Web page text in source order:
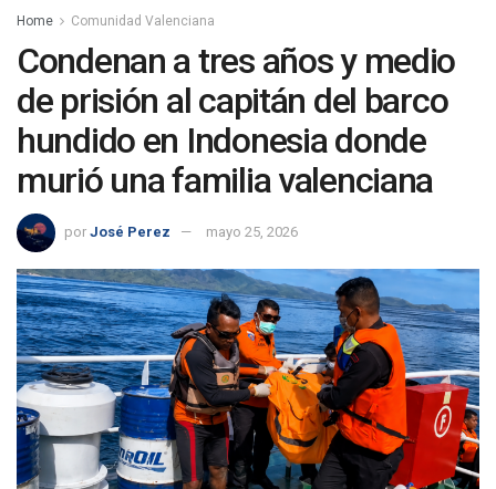
Home Comunidad Valenciana
Condenan a tres años y medio
de prisión al capitán del barco
hundido en Indonesia donde
murió una familia valenciana
por José Perez mayo 25, 2026